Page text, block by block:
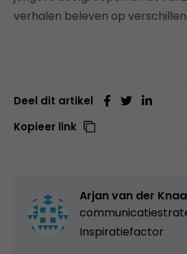
verhalen beleven op
Deel dit artikel
Kopieer link
Arjan van der
Inspiratiefactor